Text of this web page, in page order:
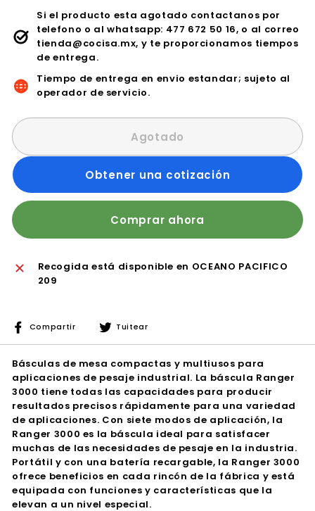
Si el producto esta agotado contactanos por
telefono o al whatsapp: 477 672 50 16, o al correo
tienda@cocisa.mx, y te proporcionamos tiempos
de entrega.
Tiempo de entrega en envio estandar; sujeto al
operador de servicio.
Agotado
Obtener una cotización
Comprar ahora
Recogida está disponible en OCEANO PACIFICO
209
Compartir
Compartir
Tuitear
Básculas de mesa compactas y multiusos para
aplicaciones de pesaje industrial. La báscula Ranger
3000 tiene todas las capacidades para producir
resultados precisos rápidamente para una variedad
de aplicaciones. Con siete modos de aplicación, la
Ranger 3000 es la báscula ideal para satisfacer
muchas de las necesidades de pesaje en la industria.
Portátil y con una batería recargable, la Ranger 3000
ofrece beneficios en cada rincón de la fábrica y está
equipada con funciones y características que la
elevan a un nivel especial.